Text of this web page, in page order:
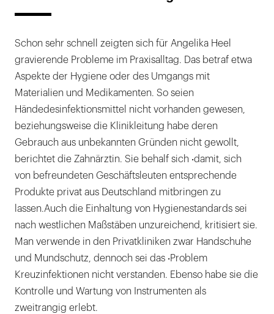
Schon sehr schnell zeigten sich für Angelika Heel
gravierende Probleme im Praxisalltag. Das betraf etwa
Aspekte der Hygiene oder des Umgangs mit
Materialien und Medikamenten. So seien
Händedesinfektionsmittel nicht vorhanden gewesen,
beziehungsweise die Klinikleitung habe deren
Gebrauch aus unbekannten Gründen nicht gewollt,
berichtet die Zahnärztin. Sie behalf sich ‧damit, sich
von befreundeten Geschäftsleuten entsprechende
Produkte privat aus Deutschland mitbringen zu
lassen.Auch die Einhaltung von Hygienestandards sei
nach westlichen Maßstäben unzureichend, kritisiert sie.
Man verwende in den Privatkliniken zwar Handschuhe
und Mundschutz, dennoch sei das ‧Problem
Kreuzinfektionen nicht verstanden. Ebenso habe sie die
Kontrolle und Wartung von Instrumenten als
zweitrangig erlebt.